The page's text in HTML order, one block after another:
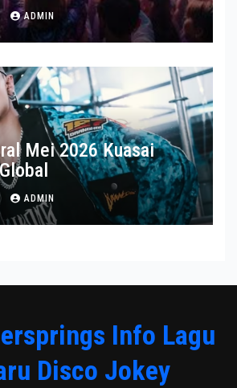
ADMIN
Mei 2026 Kuasai
ADMIN
Info Lagu
Disco Jokey